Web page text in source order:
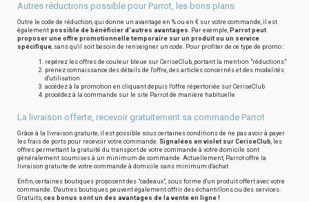
Autres réductions possible pour Parrot, les bons plans
Outre le code de réduction, qui donne un avantage en % ou en € sur votre commande, il est
également possible de bénéficier d'autres avantages. Par exemple, Parrot peut
proposer une offre promotionnelle temporaire sur un produit ou un service
spécifique, sans qu'il soit besoin de renseigner un code. Pour profiter de ce type de promo :
repérez les offres de couleur bleue sur CeriseClub, portant la mention "réductions"
prenez connaissance des détails de l'offre, des articles concernés et des modalités
d'utilisation
accédez à la promotion en cliquant depuis l'offre répertoriée sur CeriseClub
procédez à la commande sur le site Parrot de manière habituelle
La livraison offerte, recevoir gratuitement sa commande Parrot
Grâce à la livraison gratuite, il est possible sous certaines conditions de ne pas avoir à payer
les frais de ports pour recevoir votre commande. Signalées en violet sur CeriseClub, les
offres permettant la gratuité du transport de votre commande à votre domicile sont
généralement soumises à un minimum de commande. Actuellement, Parrot offre la
livraison gratuite de votre commande à domicile sans minimum d'achat
Enfin, certaines boutiques proposent des "cadeaux", sous forme d'un produit offert avec votre
commande. D'autres boutiques peuvent également offrir des échantillons ou des services.
Gratuits, ces bonus sont un des avantages de la vente en ligne !